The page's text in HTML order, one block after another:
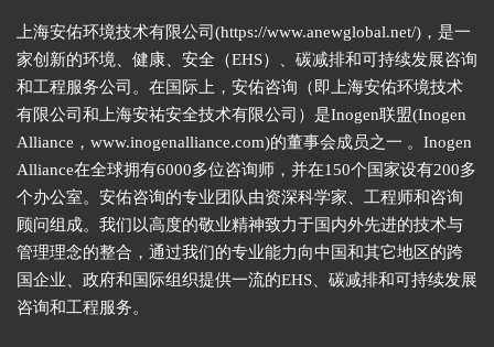
上海安佑环境技术有限公司(https://www.anewglobal.net/)，是一
家创新的环境、健康、安全（EHS）、碳减排和可持续发展咨询
和工程服务公司。在国际上，安佑咨询（即上海安佑环境技术
有限公司和上海安祐安全技术有限公司）是Inogen联盟(Inogen
Alliance，www.inogenalliance.com)的董事会成员之一 。Inogen
Alliance在全球拥有6000多位咨询师，并在150个国家设有200多
个办公室。安佑咨询的专业团队由资深科学家、工程师和咨询
顾问组成。我们以高度的敬业精神致力于国内外先进的技术与
管理理念的整合，通过我们的专业能力向中国和其它地区的跨
国企业、政府和国际组织提供一流的EHS、碳减排和可持续发展
咨询和工程服务。